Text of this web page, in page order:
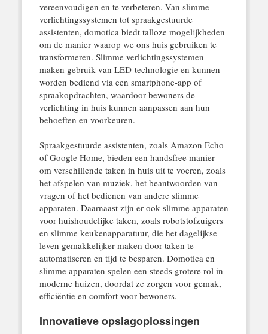
vereenvoudigen en te verbeteren. Van slimme
verlichtingssystemen tot spraakgestuurde
assistenten, domotica biedt talloze mogelijkheden
om de manier waarop we ons huis gebruiken te
transformeren. Slimme verlichtingssystemen
maken gebruik van LED-technologie en kunnen
worden bediend via een smartphone-app of
spraakopdrachten, waardoor bewoners de
verlichting in huis kunnen aanpassen aan hun
behoeften en voorkeuren.
Spraakgestuurde assistenten, zoals Amazon Echo
of Google Home, bieden een handsfree manier
om verschillende taken in huis uit te voeren, zoals
het afspelen van muziek, het beantwoorden van
vragen of het bedienen van andere slimme
apparaten. Daarnaast zijn er ook slimme apparaten
voor huishoudelijke taken, zoals robotstofzuigers
en slimme keukenapparatuur, die het dagelijkse
leven gemakkelijker maken door taken te
automatiseren en tijd te besparen. Domotica en
slimme apparaten spelen een steeds grotere rol in
moderne huizen, doordat ze zorgen voor gemak,
efficiëntie en comfort voor bewoners.
Innovatieve opslagoplossingen